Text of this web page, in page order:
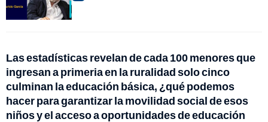
Las estadísticas revelan de cada 100 menores que
ingresan a primeria en la ruralidad solo cinco
culminan la educación básica, ¿qué podemos
hacer para garantizar la movilidad social de esos
niños y el acceso a oportunidades de educación